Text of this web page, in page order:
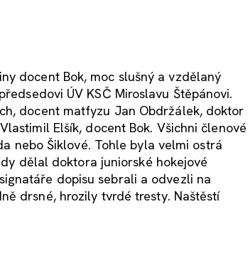
docent Bok, moc slušný a vzdělaný
ÚV KSČ Miroslavu Štěpánovi.
docent matfyzu Jan Obdržálek, doktor
Elšík, docent Bok. Všichni členové
nebo Šiklové. Tohle byla velmi ostrá
dělal doktora juniorské hokejové
dopisu sebrali a odvezli na
drsné, hrozily tvrdé tresty. Naštěstí